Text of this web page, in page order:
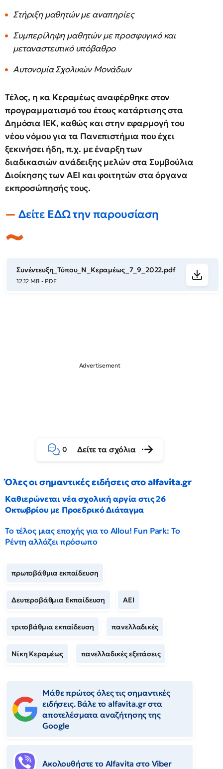
Στήριξη μαθητών με αναπηρίες
Συμπερίληψη μαθητών με προσφυγικό και
μεταναστευτικό υπόβαθρο
Αυτονομία Σχολικών Μονάδων
Τέλος, η κα Κεραμέως αναφέρθηκε στον
προγραμματισμό του έτους κατάρτισης στα
Δημόσια ΙΕΚ, καθώς και στην εφαρμογή του
νέου νόμου για τα Πανεπιστήμια που έχει
ξεκινήσει ήδη, π.χ. με έναρξη των
διαδικασιών ανάδειξης μελών στα Συμβούλια
Διοίκησης των ΑΕΙ και φοιτητών στα όργανα
εκπροσώπησής τους.
Δείτε ΕΔΩ την παρουσίαση
Συνέντευξη_Τύπου_Ν_Κεραμέως_7_9_2022.pdf
12.12 MB - PDF
0 Δείτε τα σχόλια
Όλες οι σημαντικές ειδήσεις στο alfavita.gr
Καθιερώνεται νέα σχολική αργία στις 26
Οκτωβρίου με Προεδρικό Διάταγμα
Το τέλος μιας εποχής για το Allou! Fun Park: Το
Ρέντη αλλάζει πρόσωπο
πρωτοβάθμια εκπαίδευση
Δευτεροβάθμια Εκπαίδευση ΑΕΙ
τριτοβάθμια εκπαίδευση πανελλαδικές
Νίκη Κεραμέως πανελλαδικές εξετάσεις
Μάθε πρώτος όλες τις σημαντικές
ειδήσεις. Βάλε το alfavita.gr στα
αποτελέσματα αναζήτησης της
Google
Ακολουθήστε το Αlfavita στο Viber